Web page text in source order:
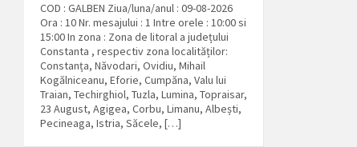
COD : GALBEN Ziua/luna/anul : 09-08-2026
Ora : 10 Nr. mesajului : 1 Intre orele : 10:00 si
15:00 In zona : Zona de litoral a județului
Constanta , respectiv zona localităților:
Constanța, Năvodari, Ovidiu, Mihail
Kogălniceanu, Eforie, Cumpăna, Valu lui
Traian, Techirghiol, Tuzla, Lumina, Topraisar,
23 August, Agigea, Corbu, Limanu, Albești,
Pecineaga, Istria, Săcele, […]